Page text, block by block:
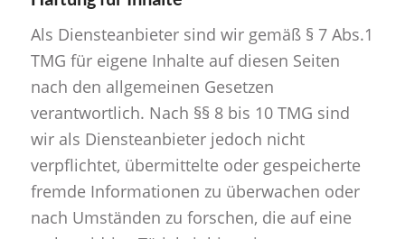
Als Diensteanbieter sind wir gemäß § 7 Abs.1
TMG für eigene Inhalte auf diesen Seiten
nach den allgemeinen Gesetzen
verantwortlich. Nach §§ 8 bis 10 TMG sind
wir als Diensteanbieter jedoch nicht
verpflichtet, übermittelte oder gespeicherte
fremde Informationen zu überwachen oder
nach Umständen zu forschen, die auf eine